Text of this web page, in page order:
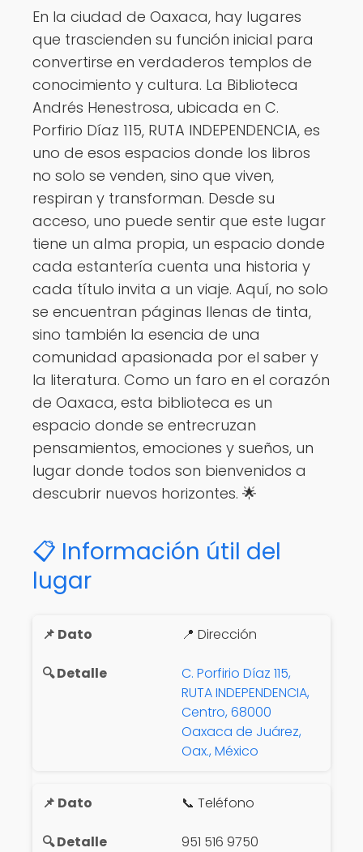
En la ciudad de Oaxaca, hay lugares
que trascienden su función inicial para
convertirse en verdaderos templos de
conocimiento y cultura. La Biblioteca
Andrés Henestrosa, ubicada en C.
Porfirio Díaz 115, RUTA INDEPENDENCIA, es
uno de esos espacios donde los libros
no solo se venden, sino que viven,
respiran y transforman. Desde su
acceso, uno puede sentir que este lugar
tiene un alma propia, un espacio donde
cada estantería cuenta una historia y
cada título invita a un viaje. Aquí, no solo
se encuentran páginas llenas de tinta,
sino también la esencia de una
comunidad apasionada por el saber y
la literatura. Como un faro en el corazón
de Oaxaca, esta biblioteca es un
espacio donde se entrecruzan
pensamientos, emociones y sueños, un
lugar donde todos son bienvenidos a
descubrir nuevos horizontes. 🌟
📋 Información útil del
lugar
📍 Dirección
C. Porfirio Díaz 115,
RUTA INDEPENDENCIA,
Centro, 68000
Oaxaca de Juárez,
Oax., México
📞 Teléfono
951 516 9750